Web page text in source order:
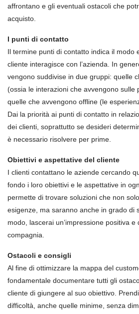
affrontano e gli eventuali ostacoli che
acquisto.
I punti di contatto
Il termine punti di contatto indica il modo
cliente interagisce con l’azienda. In
vengono suddivise in due gruppi: quelle
(ossia le interazioni che avvengono sulle
quelle che avvengono offline (le
Dai la priorità ai punti di contatto in
dei clienti, soprattutto se desideri
è necessario risolvere per prime.
Obiettivi e aspettative del cliente
I clienti contattano le aziende cercando
fondo i loro obiettivi e le aspettative in
permette di trovare soluzioni che non
esigenze, ma saranno anche in grado di
modo, lascerai un’impressione positiva e
compagnia.
Ostacoli e consigli
Al fine di ottimizzare la mappa del
fondamentale documentare tutti gli
cliente di giungere al suo obiettivo.
difficoltà, anche quelle minime, senza